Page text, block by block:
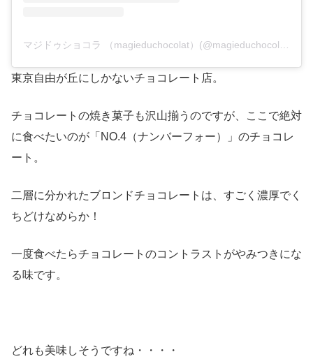
マジドゥショコラ （magieduchocolat）(@magieduchocolat)がシェアした投稿
東京自由が丘にしかないチョコレート店。
チョコレートの焼き菓子も沢山揃うのですが、ここで絶対
に食べたいのが「NO.4（ナンバーフォー）」のチョコレ
ート。
二層に分かれたブロンドチョコレートは、すごく濃厚でく
ちどけなめらか！
一度食べたらチョコレートのコントラストがやみつきにな
る味です。
どれも美味しそうですね・・・・